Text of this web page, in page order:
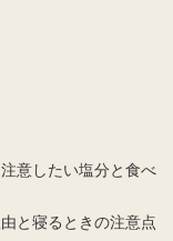
意したい塩分と食べ
と寝るときの注意点